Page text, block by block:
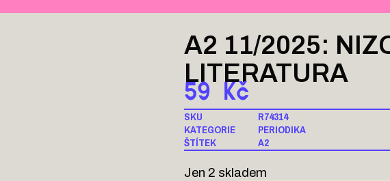
A2 11/2025:
LITERATURA
59 Kč
SKU
R74314
KATEGORIE
PERIODIKA
ŠTÍTEK
A2
Jen 2 skladem